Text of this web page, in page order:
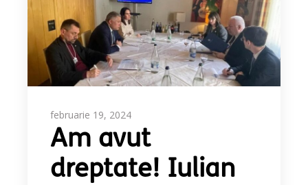
februarie 19, 2024
Am avut
dreptate! Iulian